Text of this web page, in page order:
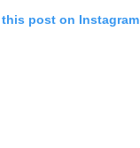
this post on Instagram